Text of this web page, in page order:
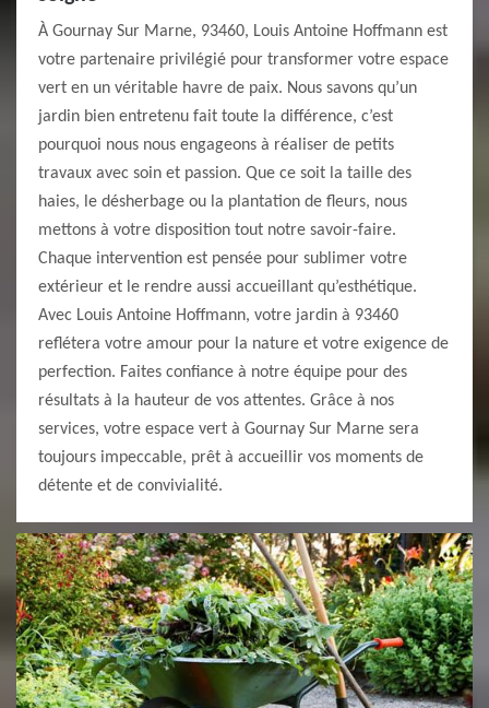
À Gournay Sur Marne, 93460, Louis Antoine Hoffmann est
votre partenaire privilégié pour transformer votre espace
vert en un véritable havre de paix. Nous savons qu’un
jardin bien entretenu fait toute la différence, c’est
pourquoi nous nous engageons à réaliser de petits
travaux avec soin et passion. Que ce soit la taille des
haies, le désherbage ou la plantation de fleurs, nous
mettons à votre disposition tout notre savoir-faire.
Chaque intervention est pensée pour sublimer votre
extérieur et le rendre aussi accueillant qu’esthétique.
Avec Louis Antoine Hoffmann, votre jardin à 93460
reflétera votre amour pour la nature et votre exigence de
perfection. Faites confiance à notre équipe pour des
résultats à la hauteur de vos attentes. Grâce à nos
services, votre espace vert à Gournay Sur Marne sera
toujours impeccable, prêt à accueillir vos moments de
détente et de convivialité.